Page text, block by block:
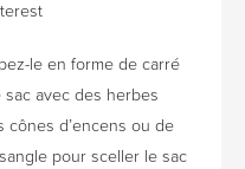
le en forme de carré
sac avec des herbes
cônes d’encens ou de
pour sceller le sac